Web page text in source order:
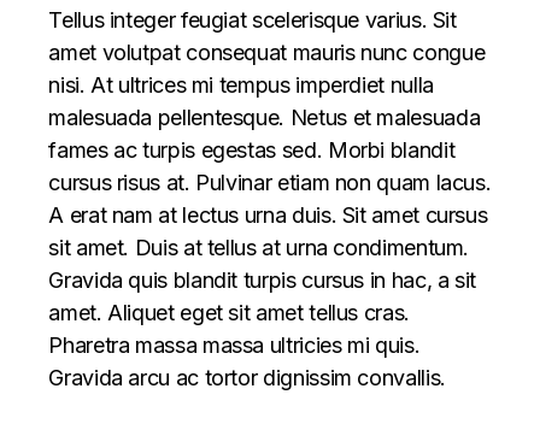
Tellus integer feugiat scelerisque varius. Sit
amet volutpat consequat mauris nunc congue
nisi. At ultrices mi tempus imperdiet nulla
malesuada pellentesque. Netus et malesuada
fames ac turpis egestas sed. Morbi blandit
cursus risus at. Pulvinar etiam non quam lacus.
A erat nam at lectus urna duis. Sit amet cursus
sit amet. Duis at tellus at urna condimentum.
Gravida quis blandit turpis cursus in hac, a sit
amet. Aliquet eget sit amet tellus cras.
Pharetra massa massa ultricies mi quis.
Gravida arcu ac tortor dignissim convallis.